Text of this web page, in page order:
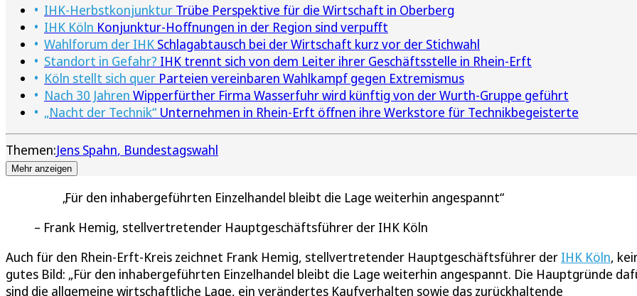
IHK-Herbstkonjunktur Trübe Perspektive für die Wirtschaft in Oberberg
IHK Köln Konjunktur-Hoffnungen in der Region sind verpufft
Wahlforum der IHK Schlagabtausch bei der Wirtschaft kurz vor der Stichwahl
Standort in Gefahr? IHK trennt sich von dem Leiter ihrer Geschäftsstelle in Rhein-Erft
Köln stellt sich quer Parteien vereinbaren Wahlkampf gegen Extremismus
Nach 30 Jahren Wipperfürther Firma Wasserfuhr wird künftig von der Wurth-Gruppe geführt
„Nacht der Technik“ Unternehmen in Rhein-Erft öffnen ihre Werkstore für Technikbegeisterte
Themen:Jens Spahn Bundestagswahl
Mehr anzeigen
Für den inhabergeführten Einzelhandel bleibt die Lage weiterhin angespannt
Frank Hemig, stellvertretender Hauptgeschäftsführer der IHK Köln
Auch für den Rhein-Erft-Kreis zeichnet Frank Hemig, stellvertretender Hauptgeschäftsführer der IHK Köln,
gutes Bild: „Für den inhabergeführten Einzelhandel bleibt die Lage weiterhin angespannt. Die Hauptgründe
sind die allgemeine wirtschaftliche Lage, ein verändertes Kaufverhalten sowie das zurückhaltende